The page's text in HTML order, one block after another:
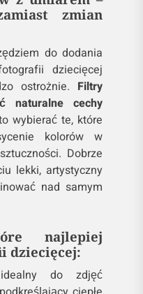
– staraj się
które mogą
a tym
z umiarem –
zmian
do dodania
dziecięcej
ostrożnie.Filtry
naturalne cechy
Dobrze
lekki, artystyczny
nad samym